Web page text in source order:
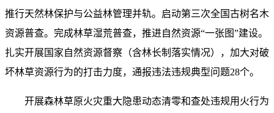
推行天然林保护与公益林管理并轨。启动第三次全国古树名木
资源普查。完成林草湿荒普查，推进自然资源“一张图”建设。
扎实开展国家自然资源督察（含林长制落实情况），加大对破
坏林草资源行为的打击力度，通报违法违规典型问题28个。
开展森林草原火灾重大隐患动态清零和查处违规用火行为